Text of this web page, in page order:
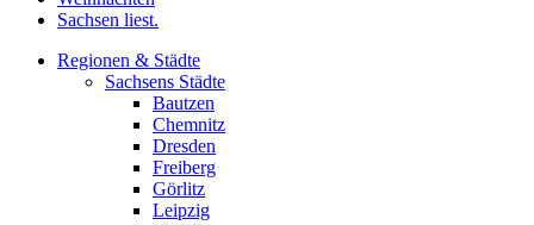
Sachsen liest.
Regionen & Städte
Sachsens Städte
Bautzen
Chemnitz
Dresden
Freiberg
Görlitz
Leipzig